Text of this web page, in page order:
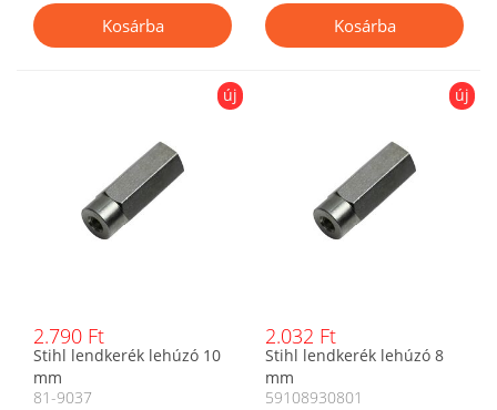
új
2.790 Ft
Stihl lendkerék lehúzó 10
mm
81-9037
új
2.032 Ft
Stihl lendkerék lehúzó 8
mm
59108930801